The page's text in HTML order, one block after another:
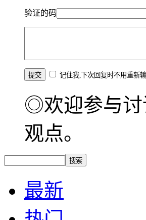
验证的码
记住我,下次回复时不用重新
◎欢迎参与讨
观点。
最新